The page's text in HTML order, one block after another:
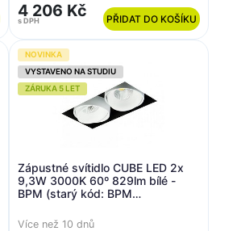
4 206 Kč
s DPH PŘIDAT DO KOŠÍKU
NOVINKA
VYSTAVENO NA STUDIU
ZÁRUKA 5 LET
Zápustné svítidlo CUBE LED 2x
9,3W 3000K 60º 829lm bílé -
BPM (starý kód: BPM
Více než 10 dnů